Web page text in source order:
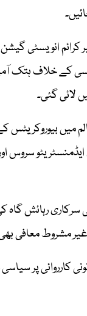
انویسٹی
کے خلاف ہتک
لائی گئی۔
میں بیوروکریٹس
رہائش گاہ
غیر مشروط معافی
پر